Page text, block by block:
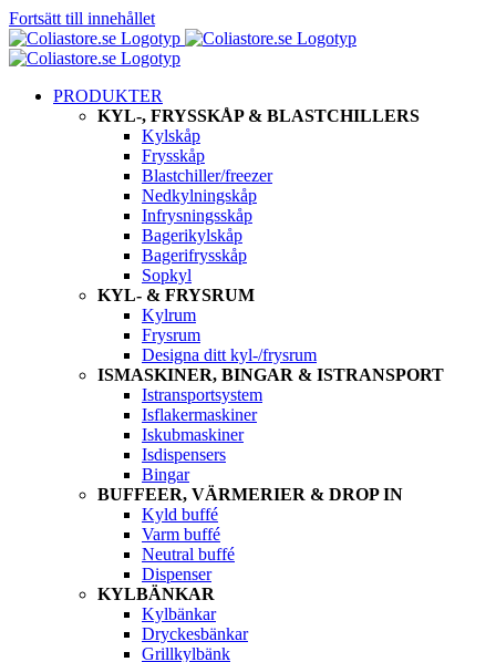
Fortsätt till innehållet
PRODUKTER
KYL-, FRYSSKÅP & BLASTCHILLERS
Kylskåp
Frysskåp
Blastchiller/freezer
Nedkylningskåp
Infrysningsskåp
Bagerikylskåp
Bagerifrysskåp
Sopkyl
KYL- & FRYSRUM
Kylrum
Frysrum
Designa ditt kyl-/frysrum
ISMASKINER, BINGAR & ISTRANSPORT
Istransportsystem
Isflakermaskiner
Iskubmaskiner
Isdispensers
Bingar
BUFFEER, VÄRMERIER & DROP IN
Kyld buffé
Varm buffé
Neutral buffé
Dispenser
KYLBÄNKAR
Kylbänkar
Dryckesbänkar
Grillkylbänk